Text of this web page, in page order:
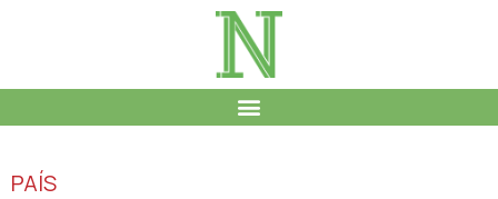
PAÍS